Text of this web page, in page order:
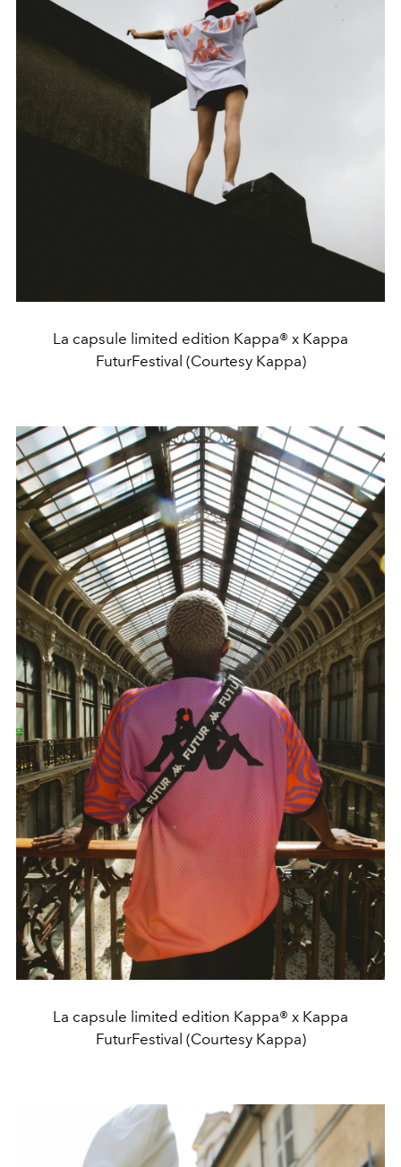
La capsule limited edition Kappa® x Kappa
FuturFestival (Courtesy Kappa)
La capsule limited edition Kappa® x Kappa
FuturFestival (Courtesy Kappa)